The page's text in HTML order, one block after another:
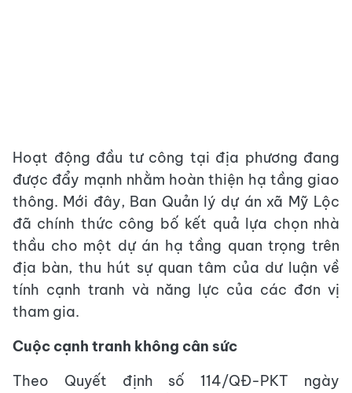
Hoạt động đầu tư công tại địa phương đang
được đẩy mạnh nhằm hoàn thiện hạ tầng giao
thông. Mới đây, Ban Quản lý dự án xã Mỹ Lộc
đã chính thức công bố kết quả lựa chọn nhà
thầu cho một dự án hạ tầng quan trọng trên
địa bàn, thu hút sự quan tâm của dư luận về
tính cạnh tranh và năng lực của các đơn vị
tham gia.
Cuộc cạnh tranh không cân sức
Theo Quyết định số 114/QĐ-PKT ngày